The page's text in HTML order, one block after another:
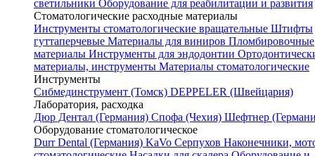
светильники Оборудование для реабилитации и развития
Стоматологические расходные материалы
Инструменты стоматологические вращательные Штифты
гуттаперчевые Материалы для виниров Пломбировочные
материалы Инструменты для эндодонтии
материалы, инструменты Материалы стоматологические
Инструменты
Cибмединструмент (Томск) DEPPELER (Швейцария)
Лаборатория, расходка
Дюр Дентал (Германия) Спофа (Чехия) Шефтнер
Оборудование стоматологическое
Durr Dental (Германия) KaVo Серпухов Наконечники,